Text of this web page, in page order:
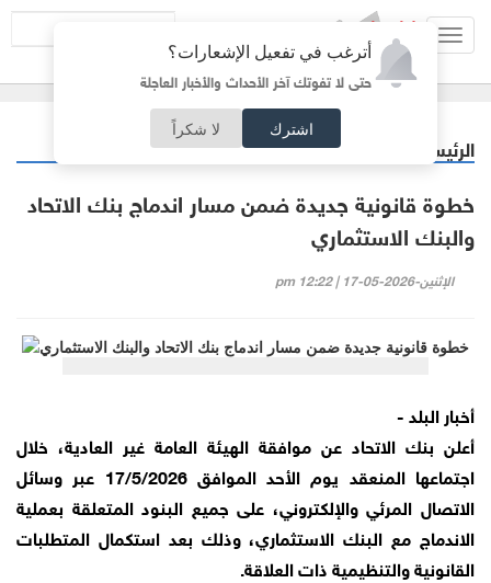
أترغب في تفعيل الإشعارات؟
حتى لا تفوتك آخر الأحداث والأخبار العاجلة
اشترك لا شكراً
الرئيسية
خطوة قانونية جديدة ضمن مسار اندماج بنك الاتحاد
والبنك الاستثماري
الإثنين-2026-05-17 | 12:22 pm
أخبار البلد -
أعلن بنك الاتحاد عن موافقة الهيئة العامة غير العادية، خلال
اجتماعها المنعقد يوم الأحد الموافق 17/5/2026 عبر وسائل
الاتصال المرئي والإلكتروني، على جميع البنود المتعلقة بعملية
الاندماج مع البنك الاستثماري، وذلك بعد استكمال المتطلبات
القانونية والتنظيمية ذات العلاقة.